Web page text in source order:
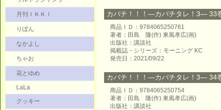
月刊ＩＫＫＩ
りぼん
なかよし
ちゃお
花とゆめ
LaLa
クッキー
カバチ！！！―カバチタレ！3― 33
商品ＩＤ：9784065250761
著者：田島 隆(作) 東風孝広(画)
出版社：講談社
掲載誌・シリーズ：モーニング KC
発売日：2021/09/22
カバチ！！！―カバチタレ！3― 34
商品ＩＤ：9784065250754
著者：田島 隆(作) 東風孝広(画)
出版社：講談社